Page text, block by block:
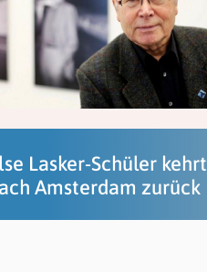
Lasker-Schüler kehrt
Amsterdam zurück